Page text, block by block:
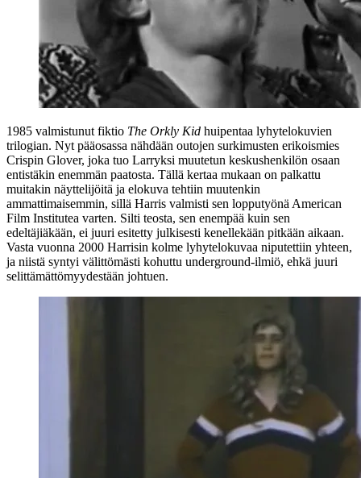
1985 valmistunut fiktio The Orkly Kid huipentaa lyhytelokuvien
trilogian. Nyt pääosassa nähdään outojen surkimusten erikoismies
Crispin Glover, joka tuo Larryksi muutetun keskushenkilön osaan
entistäkin enemmän paatosta. Tällä kertaa mukaan on palkattu
muitakin näyttelijöitä ja elokuva tehtiin muutenkin
ammattimaisemmin, sillä Harris valmisti sen lopputyönä American
Film Institutea varten. Silti teosta, sen enempää kuin sen
edeltäjiäkään, ei juuri esitetty julkisesti kenellekään pitkään aikaan.
Vasta vuonna 2000 Harrisin kolme lyhytelokuvaa niputettiin yhteen,
ja niistä syntyi välittömästi kohuttu underground-ilmiö, ehkä juuri
selittämättömyydestään johtuen.